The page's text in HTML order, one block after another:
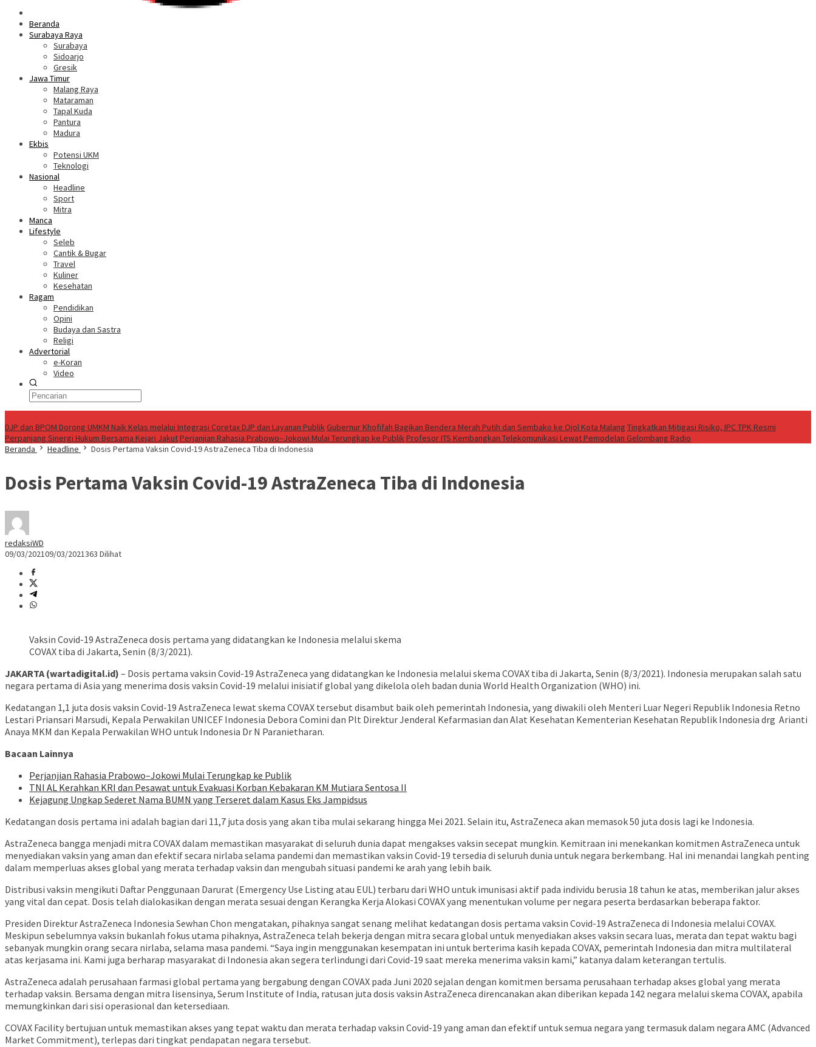
Beranda
Surabaya Raya
Surabaya
Sidoarjo
Gresik
Jawa Timur
Malang Raya
Mataraman
Tapal Kuda
Pantura
Madura
Ekbis
Potensi UKM
Teknologi
Nasional
Headline
Sport
Mitra
Manca
Lifestyle
Seleb
Cantik & Bugar
Travel
Kuliner
Kesehatan
Ragam
Pendidikan
Opini
Budaya dan Sastra
Religi
Advertorial
e-Koran
Video
DJP dan BPOM Dorong UMKM Naik Kelas melalui Integrasi Coretax DJP dan Layanan PublikGubernur Khofifah Bagikan Bendera Merah Putih dan Sembako ke Ojol Kota Malang Tingkatkan Mitigasi Risiko, IPC TPK Resmi
Perpanjang Sinergi Hukum Bersama Kejari JakutPerjanjian Rahasia Prabowo–Jokowi Mulai Terungkap ke PublikProfesor ITS Kembangkan Telekomunikasi Lewat Pemodelan Gelombang Radio
Beranda
Headline Dosis Pertama Vaksin Covid-19 AstraZeneca Tiba di Indonesia
Dosis Pertama Vaksin Covid-19 AstraZeneca Tiba di Indonesia
redaksiWD
09/03/202109/03/2021363 Dilihat
Vaksin Covid-19 AstraZeneca dosis pertama yang didatangkan ke Indonesia melalui skema
COVAX tiba di Jakarta, Senin (8/3/2021).
JAKARTA (wartadigital.id) – Dosis pertama vaksin Covid-19 AstraZeneca yang didatangkan ke Indonesia melalui skema COVAX tiba di Jakarta, Senin (8/3/2021). Indonesia merupakan salah satu
negara pertama di Asia yang menerima dosis vaksin Covid-19 melalui inisiatif global yang dikelola oleh badan dunia World Health Organization (WHO) ini.
Kedatangan 1,1 juta dosis vaksin Covid-19 AstraZeneca lewat skema COVAX tersebut disambut baik oleh pemerintah Indonesia, yang diwakili oleh Menteri Luar Negeri Republik Indonesia Retno
Lestari Priansari Marsudi, Kepala Perwakilan UNICEF Indonesia Debora Comini dan Plt Direktur Jenderal Kefarmasian dan Alat Kesehatan Kementerian Kesehatan Republik Indonesia drg Arianti
Anaya MKM dan Kepala Perwakilan WHO untuk Indonesia Dr N Paranietharan.
Bacaan Lainnya
Perjanjian Rahasia Prabowo–Jokowi Mulai Terungkap ke Publik
TNI AL Kerahkan KRI dan Pesawat untuk Evakuasi Korban Kebakaran KM Mutiara Sentosa II
Kejagung Ungkap Sederet Nama BUMN yang Terseret dalam Kasus Eks Jampidsus
Kedatangan dosis pertama ini adalah bagian dari 11,7 juta dosis yang akan tiba mulai sekarang hingga Mei 2021. Selain itu, AstraZeneca akan memasok 50 juta dosis lagi ke Indonesia.
AstraZeneca bangga menjadi mitra COVAX dalam memastikan masyarakat di seluruh dunia dapat mengakses vaksin secepat mungkin. Kemitraan ini menekankan komitmen AstraZeneca untuk
menyediakan vaksin yang aman dan efektif secara nirlaba selama pandemi dan memastikan vaksin Covid-19 tersedia di seluruh dunia untuk negara berkembang. Hal ini menandai langkah penting
dalam memperluas akses global yang merata terhadap vaksin dan mengubah situasi pandemi ke arah yang lebih baik.
Distribusi vaksin mengikuti Daftar Penggunaan Darurat (Emergency Use Listing atau EUL) terbaru dari WHO untuk imunisasi aktif pada individu berusia 18 tahun ke atas, memberikan jalur akses
yang vital dan cepat. Dosis telah dialokasikan dengan merata sesuai dengan Kerangka Kerja Alokasi COVAX yang menentukan volume per negara peserta berdasarkan beberapa faktor.
Presiden Direktur AstraZeneca Indonesia Sewhan Chon mengatakan, pihaknya sangat senang melihat kedatangan dosis pertama vaksin Covid-19 AstraZeneca di Indonesia melalui COVAX.
Meskipun sebelumnya vaksin bukanlah fokus utama pihaknya, AstraZeneca telah bekerja dengan mitra secara global untuk menyediakan akses vaksin secara luas, merata dan tepat waktu bagi
sebanyak mungkin orang secara nirlaba, selama masa pandemi. “Saya ingin menggunakan kesempatan ini untuk berterima kasih kepada COVAX, pemerintah Indonesia dan mitra multilateral
atas kerjasama ini. Kami juga berharap masyarakat di Indonesia akan segera terlindungi dari Covid-19 saat mereka menerima vaksin kami,” katanya dalam keterangan tertulis.
AstraZeneca adalah perusahaan farmasi global pertama yang bergabung dengan COVAX pada Juni 2020 sejalan dengan komitmen bersama perusahaan terhadap akses global yang merata
terhadap vaksin. Bersama dengan mitra lisensinya, Serum Institute of India, ratusan juta dosis vaksin AstraZeneca direncanakan akan diberikan kepada 142 negara melalui skema COVAX, apabila
memungkinkan dari sisi operasional dan ketersediaan.
COVAX Facility bertujuan untuk memastikan akses yang tepat waktu dan merata terhadap vaksin Covid-19 yang aman dan efektif untuk semua negara yang termasuk dalam negara AMC (Advanced
Market Commitment), terlepas dari tingkat pendapatan negara tersebut.